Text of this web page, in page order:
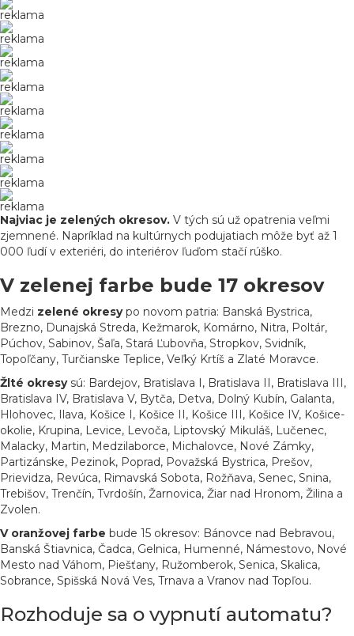
reklama
reklama
reklama
reklama
reklama
reklama
reklama
reklama
reklama
Najviac je zelených okresov. V tých sú už opatrenia veľmi
zjemnené. Napríklad na kultúrnych podujatiach môže byť až 1
000 ľudí v exteriéri, do interiérov ľuďom stačí rúško.
V zelenej farbe bude 17 okresov
Medzi zelené okresypo novom patria: Banská Bystrica,
Brezno, Dunajská Streda, Kežmarok, Komárno, Nitra, Poltár,
Púchov, Sabinov, Šaľa, Stará Ľubovňa, Stropkov, Svidník,
Topoľčany, Turčianske Teplice, Veľký Krtíš a Zlaté Moravce.
Žlté okresysú: Bardejov, Bratislava I, Bratislava II, Bratislava III,
Bratislava IV, Bratislava V, Bytča, Detva, Dolný Kubín, Galanta,
Hlohovec, Ilava, Košice I, Košice II, Košice III, Košice IV, Košice-
okolie, Krupina, Levice, Levoča, Liptovský Mikuláš, Lučenec,
Malacky, Martin, Medzilaborce, Michalovce, Nové Zámky,
Partizánske, Pezinok, Poprad, Považská Bystrica, Prešov,
Prievidza, Revúca, Rimavská Sobota, Rožňava, Senec, Snina,
Trebišov, Trenčín, Tvrdošín, Žarnovica, Žiar nad Hronom, Žilina a
Zvolen.
V oranžovej farbe bude 15 okresov: Bánovce nad Bebravou,
Banská Štiavnica, Čadca, Gelnica, Humenné, Námestovo, Nové
Mesto nad Váhom, Piešťany, Ružomberok, Senica, Skalica,
Sobrance, Spišská Nová Ves, Trnava a Vranov nad Topľou.
Rozhoduje sa o vypnutí automatu?